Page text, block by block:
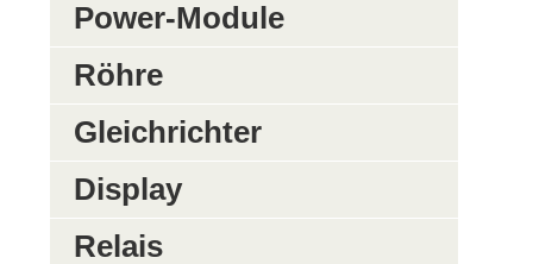
Power-Module
Röhre
Gleichrichter
Display
Relais